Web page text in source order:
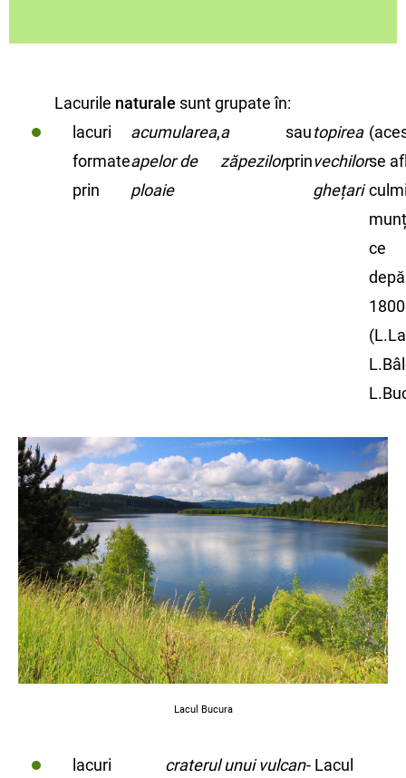
Lacurile naturale sunt grupate în:
lacuri
formate
prin
acumularea
apelor de
ploaie
,a
zăpezilor
sau
prin
topirea
vechilor
ghețari
se
ce
Lacul Bucura
lacuri craterul unui vulcan- Lacul